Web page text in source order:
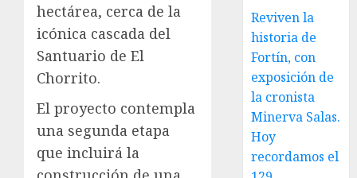
hectárea, cerca de la
icónica cascada del
Santuario de El
Chorrito.
El proyecto contempla
una segunda etapa
que incluirá la
Reviven la
historia de
Fortín, con
exposición de
la cronista
Minerva Salas.
Hoy
recordamos el